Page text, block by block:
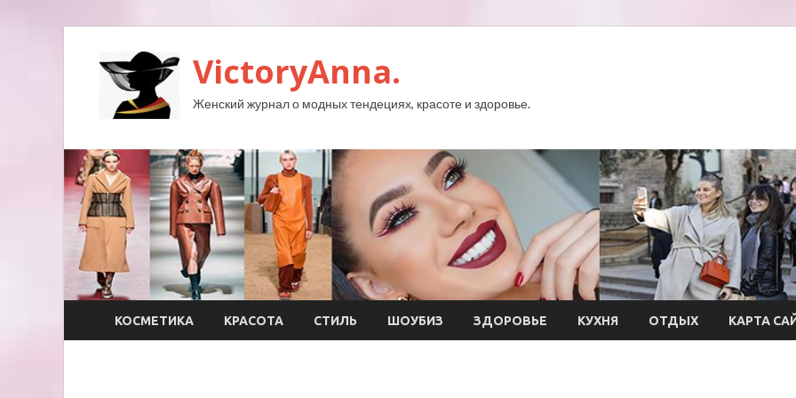
VictoryAnna.
Женский журнал о модных тендециях, красоте и здоровье.
КОСМЕТИКА КРАСОТА СТИЛЬ ШОУБИЗ ЗДОРОВЬЕ КУХНЯ ОТДЫХ КАРТА